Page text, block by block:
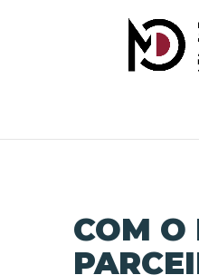
COM O